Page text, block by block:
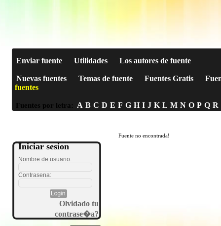
Enviar fuente Utilidades Los autores de fuente
Nuevas fuentes Temas de fuente Fuentes Gratis
fuentes
Fuentes por letra: A B C D E F G H I J K L M N O P Q R
Iniciar sesion
Nombre de usuario:
Contrasena:
Olvidado tu
contrase�a?
Fuente no encontrada!